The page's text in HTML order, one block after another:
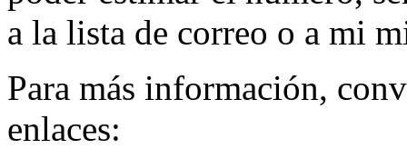
a la lista de correo o a mi
Para más información,
enlaces: